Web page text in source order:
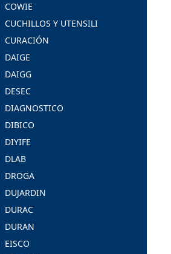
COWIE
CUCHILLOS Y UTENSILI
CURACIÓN
DAIGE
DAIGG
DESEC
DIAGNOSTICO
DIBICO
DIYIFE
DLAB
DROGA
DUJARDIN
DURAC
DURAN
EISCO